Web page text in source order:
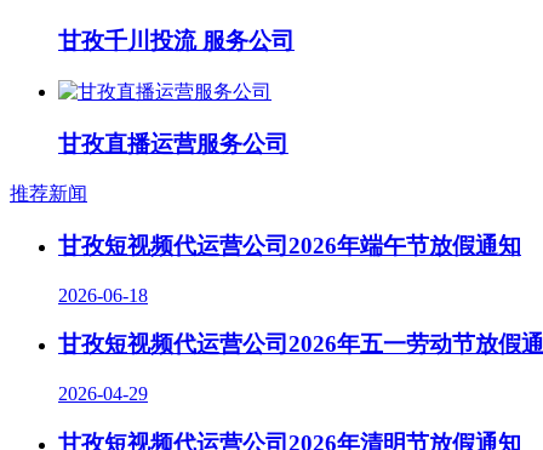
甘孜千川投流 服务公司
甘孜直播运营服务公司
推荐新闻
甘孜短视频代运营公司2026年端午节放假通知
2026-06-18
甘孜短视频代运营公司2026年五一劳动节放假
2026-04-29
甘孜短视频代运营公司2026年清明节放假通知